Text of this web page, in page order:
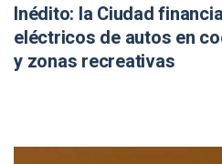
Inédito: la Ciudad
eléctricos de autos en
y zonas recreativas